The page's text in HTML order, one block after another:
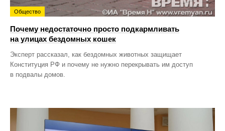
Общество
Почему недостаточно просто подкармливать
на улицах бездомных кошек
Эксперт рассказал, как бездомных животных защищает
Конституция РФ и почему не нужно перекрывать им доступ
в подвалы домов.